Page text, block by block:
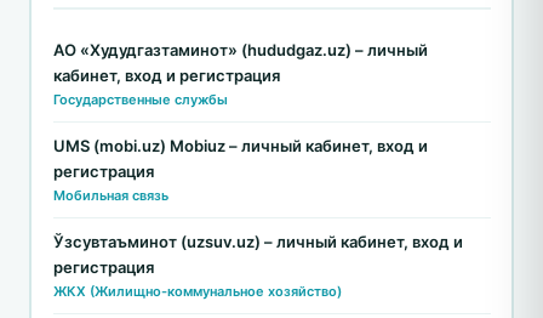
АО «Худудгазтаминот» (hududgaz.uz) – личный
кабинет, вход и регистрация
Государственные службы
UMS (mobi.uz) Mobiuz – личный кабинет, вход и
регистрация
Мобильная связь
Ўзсувтаъминот (uzsuv.uz) – личный кабинет, вход и
регистрация
ЖКХ (Жилищно-коммунальное хозяйство)